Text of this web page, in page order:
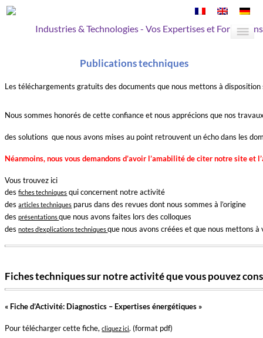
Industries & Technologies - Vos Expertises et Formations
Publications techniques
Les téléchargements gratuits des documents que nous mettons à
Nous sommes honorés de cette confiance et nous apprécions que nos
des solutions que nous avons mises au point retrouvent un écho dans les
Néanmoins, nous vous demandons d’avoir l’amabilité de citer notre site et
Vous trouvez ici
desfiches techniques qui concernent notre activité
desarticles techniques parus dans des revues dont nous sommes à l’origine
desprésentationsque nous avons faites lors des colloques
desnotes d’explications techniquesque nous avons créées et que nous mettons
Fiches techniques sur notre activité que vous pouvez
« Fiche d’Activité: Diagnostics – Expertises énergétiques »
Pour télécharger cette fiche,cliquez ici. (format pdf)